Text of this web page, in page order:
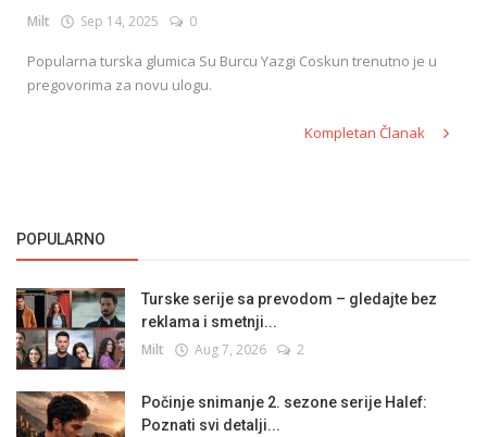
Milt Sep 14, 2025 0
Popularna turska glumica Su Burcu Yazgi Coskun trenutno je u
pregovorima za novu ulogu.
Kompletan Članak
POPULARNO
Turske serije sa prevodom – gledajte bez
reklama i smetnji...
Milt Aug 7, 2026 2
Počinje snimanje 2. sezone serije Halef:
Poznati svi detalji...